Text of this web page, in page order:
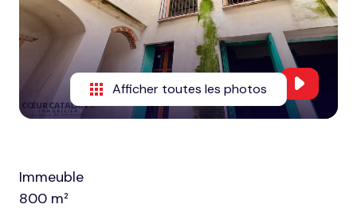
agence
partenaires
Afficher toutes les photos
Immeuble
800 m²